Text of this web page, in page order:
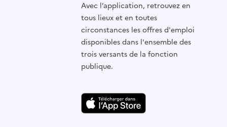
Avec l’application, retrouvez en
tous lieux et en toutes
circonstances les offres d'emploi
disponibles dans l'ensemble des
trois versants de la fonction
publique.